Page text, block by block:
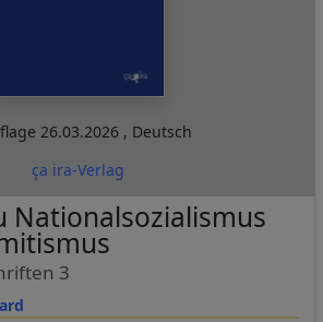
26.03.2026 , Deutsch
ça ira-Verlag
Nationalsozialismus
3